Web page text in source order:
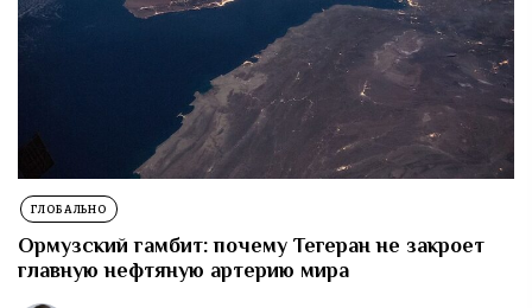
ГЛОБАЛЬНО
Ормузский гамбит: почему Тегеран не закроет
главную нефтяную артерию мира